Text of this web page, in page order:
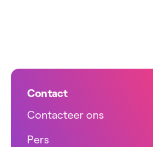
Contact
Contacteer ons
Pers